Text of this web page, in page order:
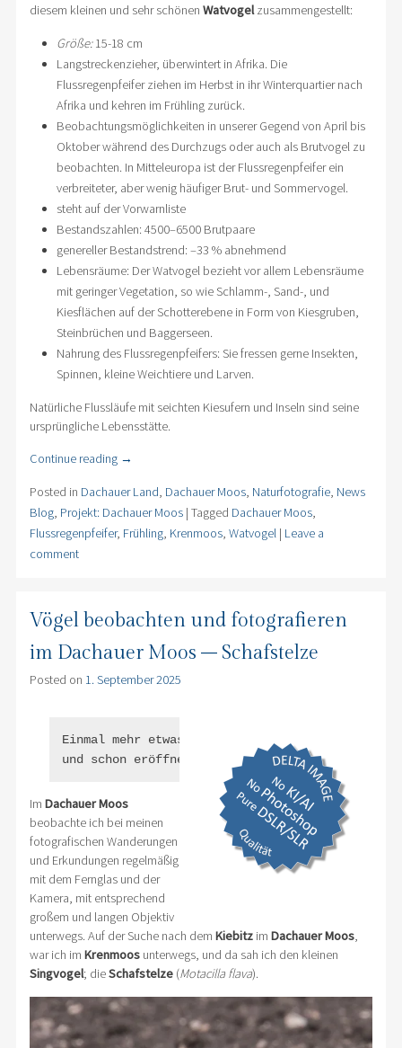
diesem kleinen und sehr schönen Watvogelzusammengestellt:
Größe:15-18 cm
Langstreckenzieher, überwintert in Afrika. Die
Flussregenpfeifer ziehen im Herbst in ihr Winterquartier nach
Afrika und kehren im Frühling zurück.
Beobachtungsmöglichkeiten in unserer Gegend von April bis
Oktober während des Durchzugs oder auch als Brutvogel zu
beobachten. In Mitteleuropa ist der Flussregenpfeifer ein
verbreiteter, aber wenig häufiger Brut- und Sommervogel.
steht auf der Vorwarnliste
Bestandszahlen: 4500–6500 Brutpaare
genereller Bestandstrend: –33 % abnehmend
Lebensräume: Der Watvogel bezieht vor allem Lebensräume
mit geringer Vegetation, so wie Schlamm-, Sand-, und
Kiesflächen auf der Schotterebene in Form von Kiesgruben,
Steinbrüchen und Baggerseen.
Nahrung des Flussregenpfeifers: Sie fressen gerne Insekten,
Spinnen, kleine Weichtiere und Larven.
Natürliche Flussläufe mit seichten Kiesufern und Inseln sind seine
ursprüngliche Lebensstätte.
Continue reading →
Posted in Dachauer Land, Dachauer Moos, Naturfotografie, News
Blog, Projekt: Dachauer Moos | Tagged Dachauer Moos,
Flussregenpfeifer, Frühling, Krenmoos, Watvogel | Leave a
comment
Vögel beobachten und fotografieren
im Dachauer Moos – Schafstelze
Posted on 1. September 2025
Einmal mehr etwas genauer hinschauen -
und schon eröffnet sich eine wunderbare
Im Dachauer Moos
beobachte ich bei meinen
fotografischen Wanderungen
und Erkundungen regelmäßig
mit dem Fernglas und der
Kamera, mit entsprechend
großem und langen Objektiv
unterwegs. Auf der Suche nach dem Kiebitzim Dachauer Moos,
war ich im Krenmoosunterwegs, und da sah ich den kleinen
Singvogel; dieSchafstelze(Motacilla flava).